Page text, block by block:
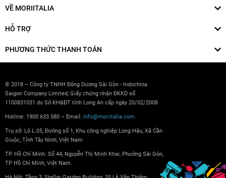
VỀ MORIITALIA
HỖ TRỢ
PHƯƠNG THỨC THANH TOÁN
© 2018 – Công ty TNHH Đông Dương Sài Gòn - Indochina
Saigon Company Limited; Giấy chứng nhận ĐKKD số
1100831031 do Sở KH&ĐT tỉnh Long An cấp ngày 20/02/2008
Hotline: 1900 633 580 – Email: info@moriitalia.com
Trụ sở: Lô L.05, Đường số 1, Khu công nghiệp Long Hậu, Xã Cần
Giuộc, Tỉnh Tây Ninh, Việt Nam
TP. Hồ Chí Minh: Số 44, Nguyễn Thị Minh Khai, Phường Sài Gòn,
TP Hồ Chí Minh, Việt Nam.